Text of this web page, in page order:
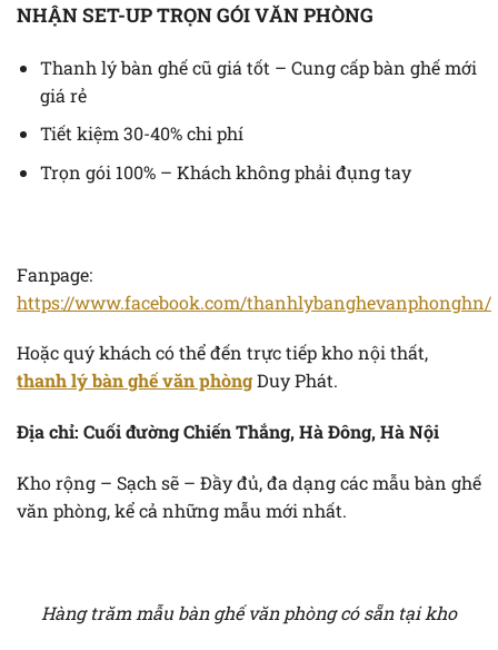
NHẬN SET-UP TRỌN GÓI VĂN PHÒNG
Thanh lý bàn ghế cũ giá tốt – Cung cấp bàn ghế mới
giá rẻ
Tiết kiệm 30-40% chi phí
Trọn gói 100% – Khách không phải đụng tay
Fanpage:
https://www.facebook.com/thanhlybanghevanphonghn/
Hoặc quý khách có thể đến trực tiếp kho nội thất,
thanh lý bàn ghế văn phòngDuy Phát.
Địa chỉ: Cuối đường Chiến Thắng, Hà Đông, Hà Nội
Kho rộng – Sạch sẽ – Đầy đủ, đa dạng các mẫu bàn ghế
văn phòng, kể cả những mẫu mới nhất.
Hàng trăm mẫu bàn ghế văn phòng có sẵn tại kho